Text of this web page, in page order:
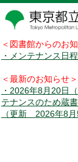
＜図書館からのお
・メンテナンス日
＜最新のお知らせ＞
・2026年8月20日
テナンスのため蔵
（更新 2026年8月